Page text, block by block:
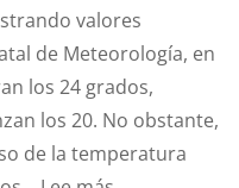
valores
de Meteorología, en
los 24 grados,
los 20. No obstante,
de la temperatura